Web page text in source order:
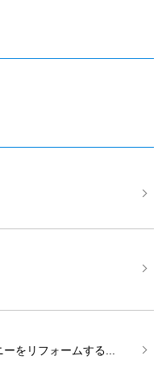
をリフォームする...